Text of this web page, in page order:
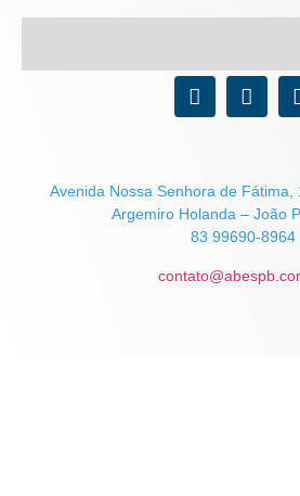
Avenida Nossa Senhora de
Argemiro Holanda – João
83 99690-8964